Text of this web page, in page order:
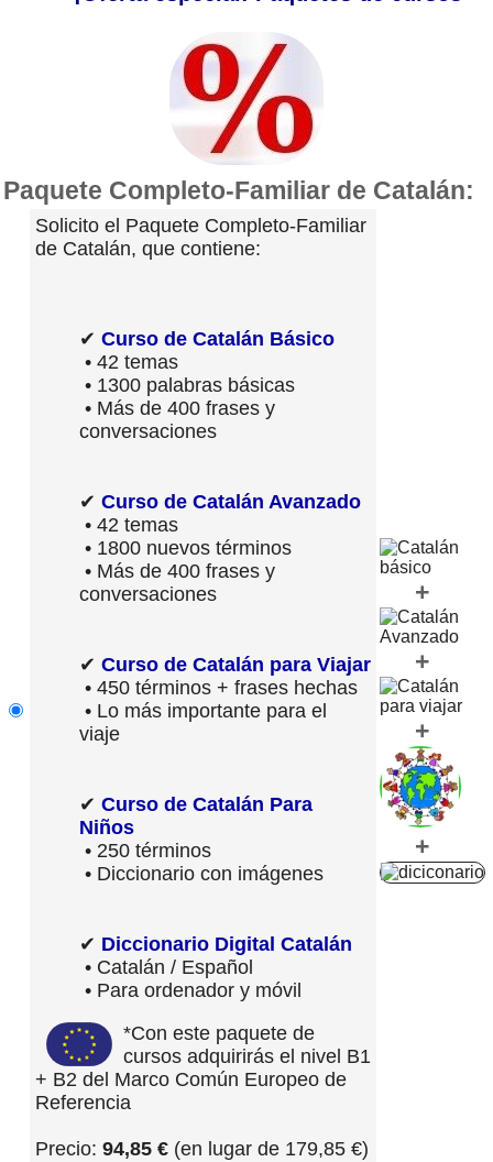
Paquete Completo-Familiar de Catalán:
Solicito el Paquete Completo-Familiar
de Catalán, que contiene:
✔ Curso de Catalán Básico
• 42 temas
• 1300 palabras básicas
• Más de 400 frases y
conversaciones
✔ Curso de Catalán Avanzado
• 42 temas
• 1800 nuevos términos
• Más de 400 frases y
conversaciones
✔ Curso de Catalán para Viajar
• 450 términos + frases hechas
• Lo más importante para el
viaje
✔ Curso de Catalán Para
Niños
• 250 términos
• Diccionario con imágenes
✔ Diccionario Digital Catalán
• Catalán / Español
• Para ordenador y móvil
*Con este paquete de
cursos adquirirás el nivel B1
+ B2 del Marco Común Europeo de
Referencia
Precio: 94,85 € (en lugar de 179,85 €)
+
+
+
+